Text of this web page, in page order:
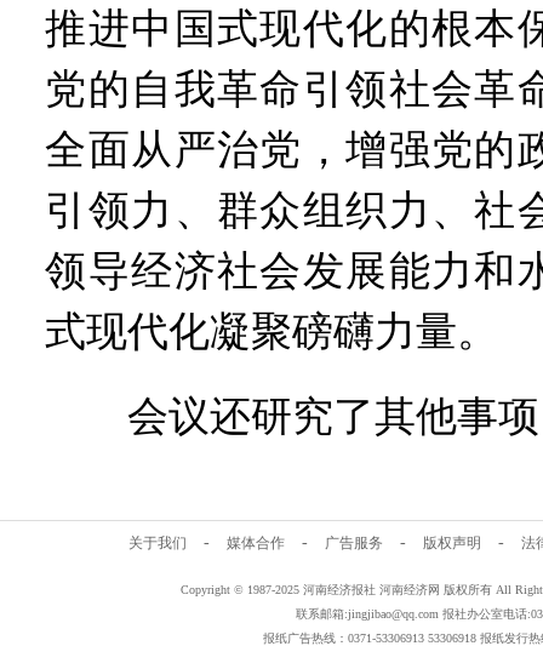
推进中国式现代化的根本
党的自我革命引领社会革
全面从严治党，增强党的
引领力、群众组织力、社
领导经济社会发展能力和
式现代化凝聚磅礴力量。
会议还研究了其他事
关于我们 - 媒体合作 - 广告服务 - 版权声明 - 法
Copyright © 1987-2025 河南经济报社 河南经济网 版权所有 All
联系邮箱:jingjibao@qq.com 报社办公室电话
报纸广告热线：0371-53306913 53306918 报纸发行热